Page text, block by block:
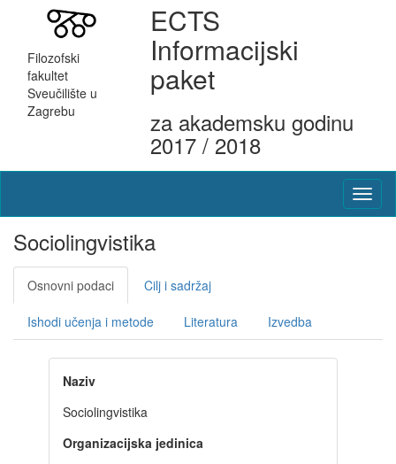
Filozofski
fakultet
Sveučilište u
Zagrebu
ECTS
Informacijski
paket
za akademsku godinu
2017 / 2018
Sociolingvistika
Osnovni podaci Cilj i sadržaj
Ishodi učenja i metode Literatura Izvedba
Naziv
Sociolingvistika
Organizacijska jedinica